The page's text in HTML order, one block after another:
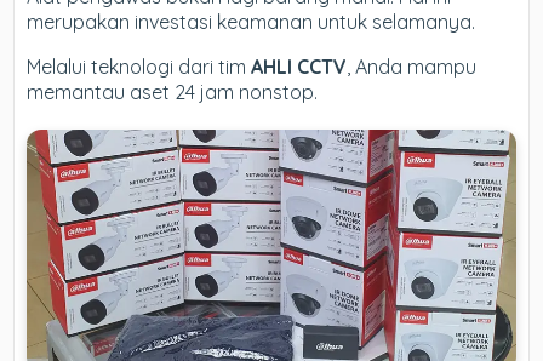
merupakan investasi keamanan untuk selamanya.
Melalui teknologi dari timAHLI CCTV, Anda mampu
memantau aset 24 jam nonstop.